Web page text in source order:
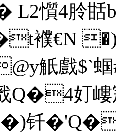
L2懫4朎
襥€N
觗戲$`
Q�4奵
�)钎